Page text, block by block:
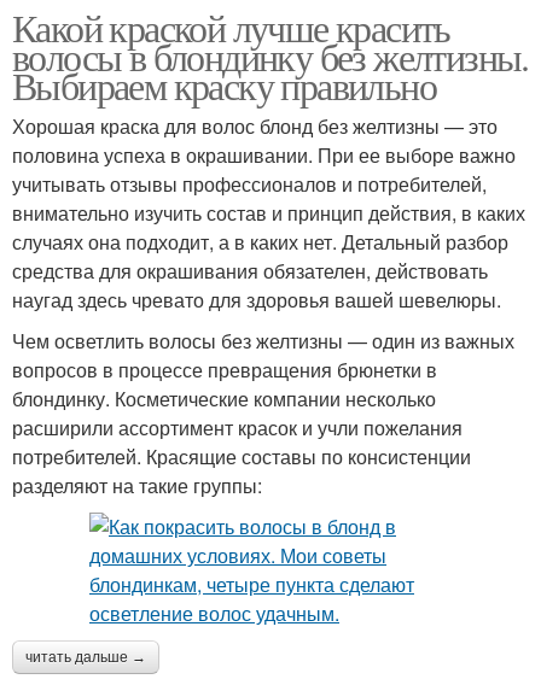
Какой краской лучше красить
волосы в блондинку без желтизны.
Выбираем краску правильно
Хорошая краска для волос блонд без желтизны — это
половина успеха в окрашивании. При ее выборе важно
учитывать отзывы профессионалов и потребителей,
внимательно изучить состав и принцип действия, в каких
случаях она подходит, а в каких нет. Детальный разбор
средства для окрашивания обязателен, действовать
наугад здесь чревато для здоровья вашей шевелюры.
Чем осветлить волосы без желтизны — один из важных
вопросов в процессе превращения брюнетки в
блондинку. Косметические компании несколько
расширили ассортимент красок и учли пожелания
потребителей. Красящие составы по консистенции
разделяют на такие группы:
читать дальше →